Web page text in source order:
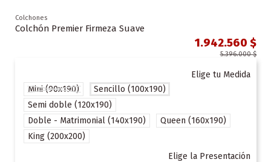
Colchones
Colchón Premier Firmeza Suave
1.942.560 $
5.396.000 $
Elige tu Medida
Mini (90x190)
Sencillo (100x190)
Semi doble (120x190)
Doble - Matrimonial (140x190)
Queen (160x190)
King (200x200)
Elige la Presentación